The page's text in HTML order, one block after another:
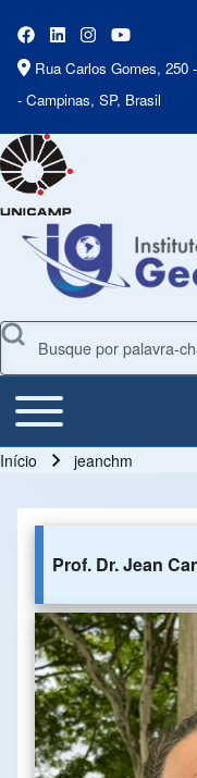
Rua Carlos Gomes, 250
- Campinas, SP, Brasil
Search
Main Menu
Toggle main menu
Início jeanchm
Prof. Dr. Jean